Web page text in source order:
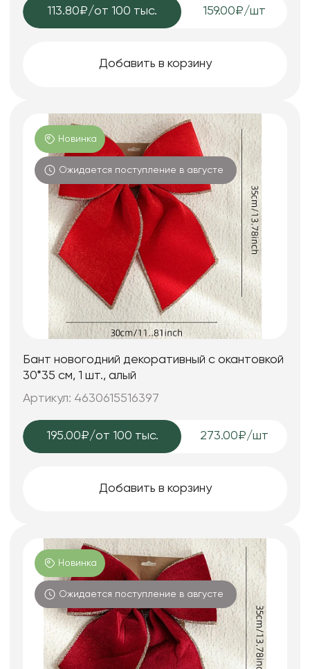
113.80₽/от 100 тыс. 159.00₽/шт
Добавить в корзину
Новинка
Ожидается поступление в августе
Бант новогодний декоративный с окантовкой
30*35 см, 1 шт., алый
Артикул: 4630615516397
195.00₽/от 100 тыс. 273.00₽/шт
Добавить в корзину
Новинка
Ожидается поступление в августе